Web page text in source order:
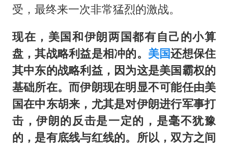
受，最终来一次非常猛烈的激战。
现在，美国和伊朗两国都有自己的小算
盘，其战略利益是相冲的。 美国还想保住
其中东的战略利益，因为这是美国霸权的
基础所在。而伊朗现在明显不可能任由美
国在中东胡来，尤其是对伊朗进行军事打
击，伊朗的反击是一定的，是毫不犹豫
的，是有底线与红线的。所以，双方之间